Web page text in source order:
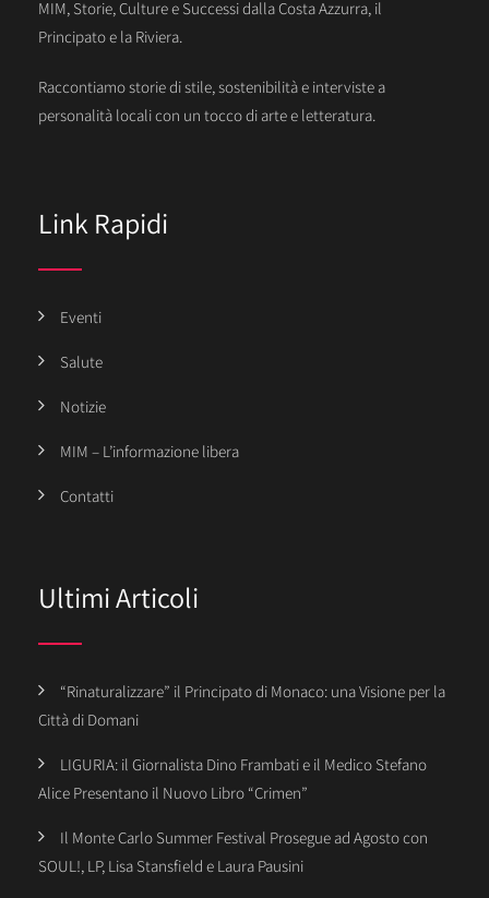
MIM, Storie, Culture e Successi dalla Costa Azzurra, il
Principato e la Riviera.
Raccontiamo storie di stile, sostenibilità e interviste a
personalità locali con un tocco di arte e letteratura.
Link Rapidi
Eventi
Salute
Notizie
MIM – L’informazione libera
Contatti
Ultimi Articoli
“Rinaturalizzare” il Principato di Monaco: una Visione per la
Città di Domani
LIGURIA: il Giornalista Dino Frambati e il Medico Stefano
Alice Presentano il Nuovo Libro “Crimen”
Il Monte Carlo Summer Festival Prosegue ad Agosto con
SOUL!, LP, Lisa Stansfield e Laura Pausini